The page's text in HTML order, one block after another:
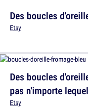
Des boucles
Etsy
Des boucles
pas n'importe
Etsy